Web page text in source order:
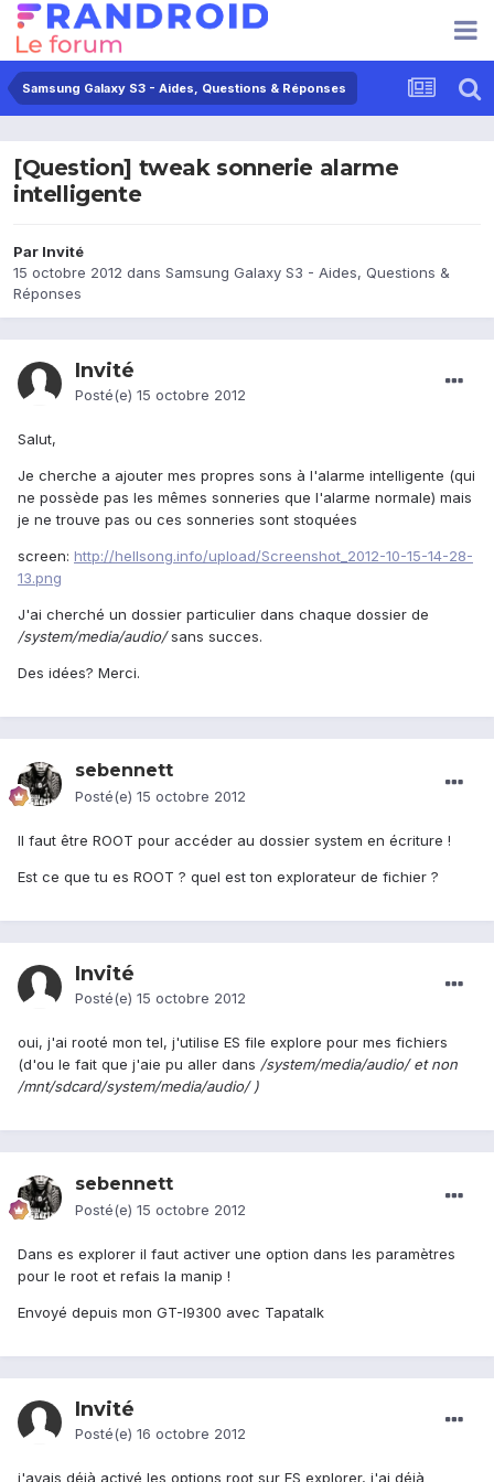
Samsung Galaxy S3 - Aides, Questions & Réponses
[Question] tweak sonnerie alarme
intelligente
Par Invité
15 octobre 2012 dans Samsung Galaxy S3 - Aides, Questions &
Réponses
Invité
Posté(e) 15 octobre 2012
Salut,
Je cherche a ajouter mes propres sons à l'alarme intelligente (qui
ne possède pas les mêmes sonneries que l'alarme normale) mais
je ne trouve pas ou ces sonneries sont stoquées
screen: http://hellsong.info/upload/Screenshot_2012-10-15-14-28-
13.png
J'ai cherché un dossier particulier dans chaque dossier de
/system/media/audio/sans succes.
Des idées? Merci.
sebennett
Posté(e) 15 octobre 2012
Il faut être ROOT pour accéder au dossier system en écriture !
Est ce que tu es ROOT ? quel est ton explorateur de fichier ?
Invité
Posté(e) 15 octobre 2012
oui, j'ai rooté mon tel, j'utilise ES file explore pour mes fichiers
(d'ou le fait que j'aie pu aller dans /system/media/audio/et non
/mnt/sdcard/system/media/audio/)
sebennett
Posté(e) 15 octobre 2012
Dans es explorer il faut activer une option dans les paramètres
pour le root et refais la manip !
Envoyé depuis mon GT-I9300 avec Tapatalk
Invité
Posté(e) 16 octobre 2012
j'avais déjà activé les options root sur ES explorer, j'ai déjà